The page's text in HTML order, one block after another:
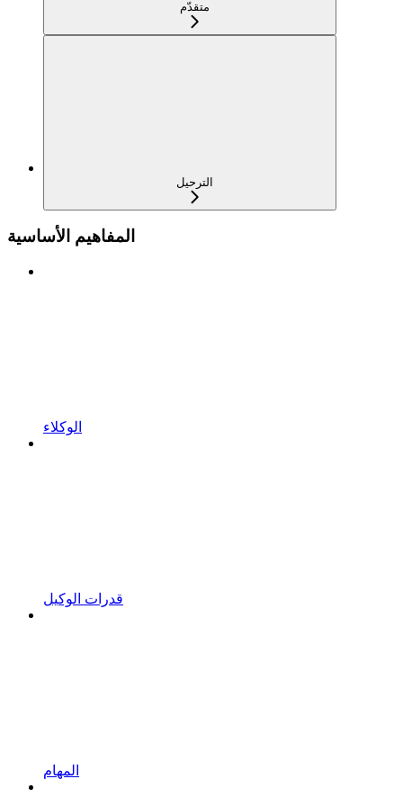
متقدّم
الترحيل
المفاهيم الأساسية
الوكلاء
قدرات الوكيل
المهام